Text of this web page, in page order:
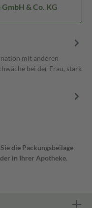
& Co. KG
mit anderen
bei der Frau, stark
die Packungsbeilage
in Ihrer Apotheke.